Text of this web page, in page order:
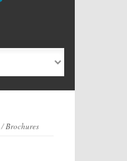
/Brochures